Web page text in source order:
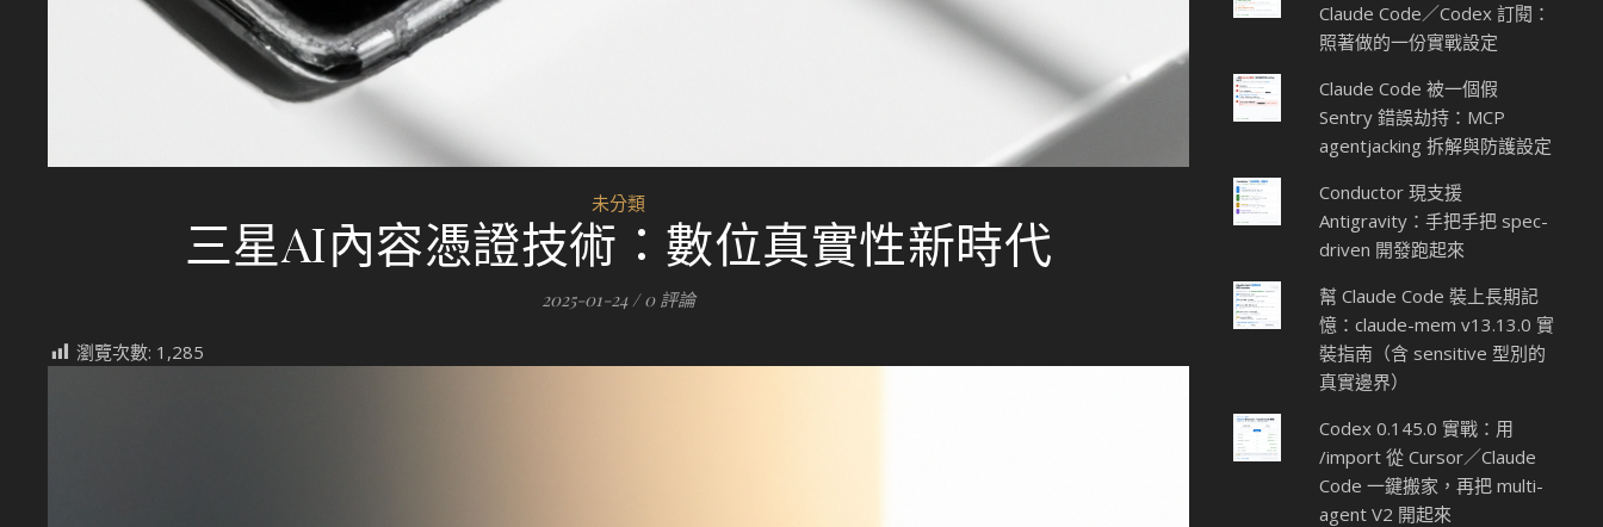
未分類
三星AI內容憑證技術：數位真實性新時代
2025-01-24 / 0 評論
瀏覽次數: 1,285
Claude Code／Codex 訂閱：
照著做的一份實戰設定
Claude Code 被一個假
Sentry 錯誤劫持：MCP
agentjacking 拆解與防護設定
Conductor 現支援
Antigravity：手把手把 spec-
driven 開發跑起來
幫 Claude Code 裝上長期記
憶：claude-mem v13.13.0 實
裝指南（含 sensitive 型別的
真實邊界）
Codex 0.145.0 實戰：用
/import 從 Cursor／Claude
Code 一鍵搬家，再把 multi-
agent V2 開起來